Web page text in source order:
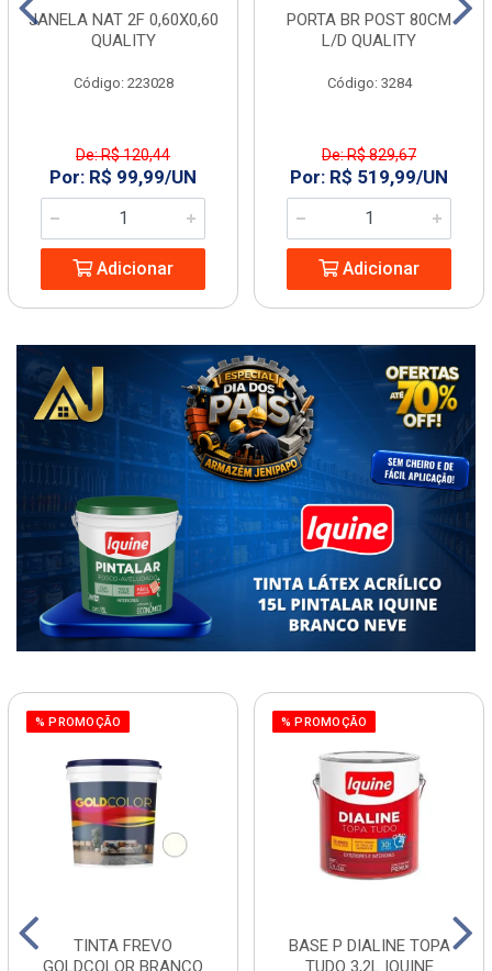
JANELA NAT 2F 0,60X0,60
QUALITY
Código: 223028
De: R$ 120,44
Por: R$ 99,99/UN
Adicionar
PORTA BR POST 80CM
L/D QUALITY
Código: 3284
De: R$ 829,67
Por: R$ 519,99/UN
Adicionar
% PROMOÇÃO
TINTA FREVO
GOLDCOLOR BRANCO
% PROMOÇÃO
BASE P DIALINE TOPA
TUDO 3,2L IQUINE